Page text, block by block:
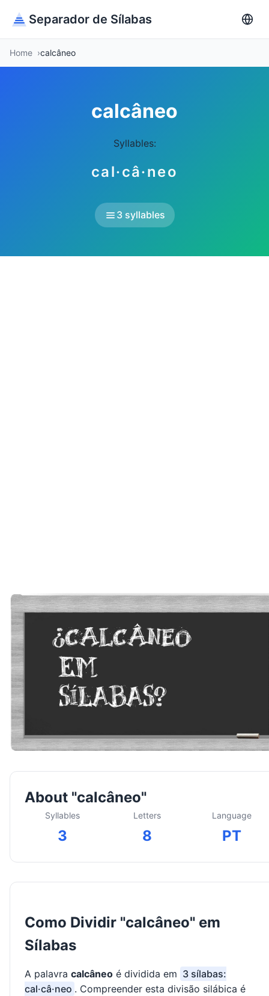
Separador de Sílabas
Home calcâneo
calcâneo
Syllables:
cal·câ·neo
3 syllables
About "calcâneo"
Syllables
3
Letters
8
Language
PT
Como Dividir "calcâneo" em
Sílabas
A palavra calcâneo é dividida em 3 sílabas:
cal·câ·neo . Compreender esta divisão silábica é